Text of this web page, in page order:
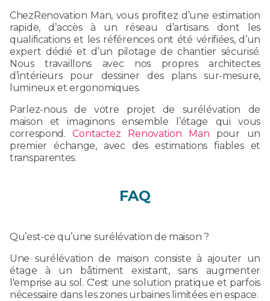
ChezRenovation Man, vous profitez d’une estimation
rapide, d’accès à un réseau d’artisans dont les
qualifications et les références ont été vérifiées, d’un
expert dédié et d’un pilotage de chantier sécurisé.
Nous travaillons avec nos propres architectes
d’intérieurs pour dessiner des plans sur-mesure,
lumineux et ergonomiques.
Parlez-nous de votre projet de surélévation de
maison et imaginons ensemble l’étage qui vous
correspond.Contactez Renovation Man pour un
premier échange, avec des estimations fiables et
transparentes.
FAQ
Qu’est-ce qu’une surélévation de maison ?
Une surélévation de maison consiste à ajouter un
étage à un bâtiment existant, sans augmenter
l'emprise au sol. C'est une solution pratique et parfois
nécessaire dans les zones urbaines limitées en espace.